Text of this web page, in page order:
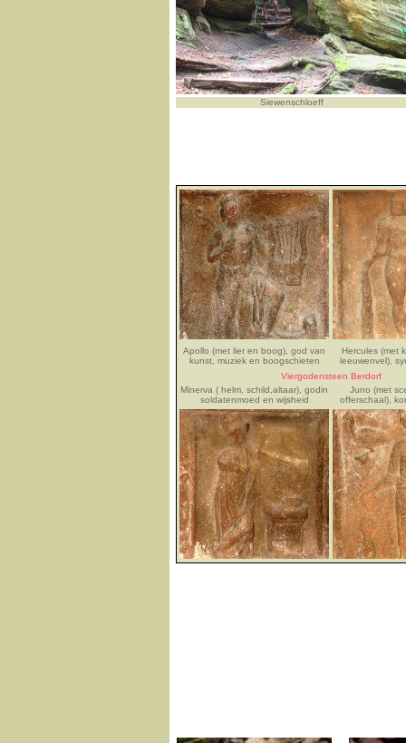
Siewenschloeff
Apollo (met lier en boog), god van
kunst, muziek en boogschieten
Hercules (met
leeuwenvel),
Viergodensteen Berdorf
Minerva ( helm, schild,altaar), godin
soldatenmoed en wijsheid
Juno (met
offerschaal),